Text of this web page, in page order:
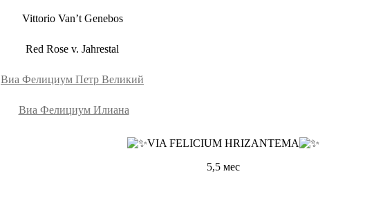
Vittorio Van’t Genebos
Red Rose v. Jahrestal
Виа Фелициум Петр Великий
Виа Фелициум Илиана
VIA FELICIUM HRIZANTEMA
5,5 мес